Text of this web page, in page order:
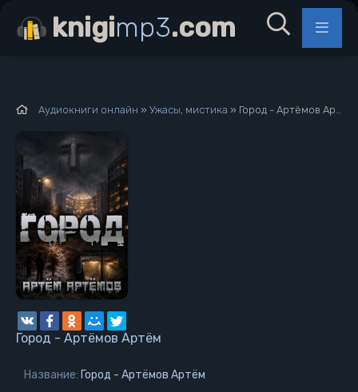
Аудиокниги онлайн » Ужасы, мистика » Город - Артёмов Артём
Город - Артёмов Артём
Название: Город - Артёмов Артём
knigimp3.com